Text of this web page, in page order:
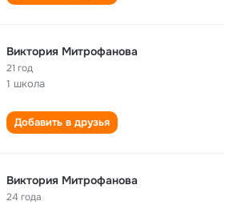
Виктория Митрофанова
21 год
1 школа
Добавить в друзья
Виктория Митрофанова
24 года